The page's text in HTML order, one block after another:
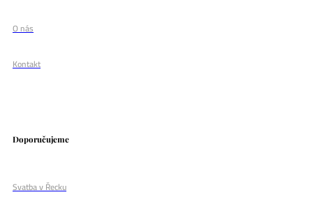
O nás
Kontakt
Doporučujeme
Svatba v Řecku